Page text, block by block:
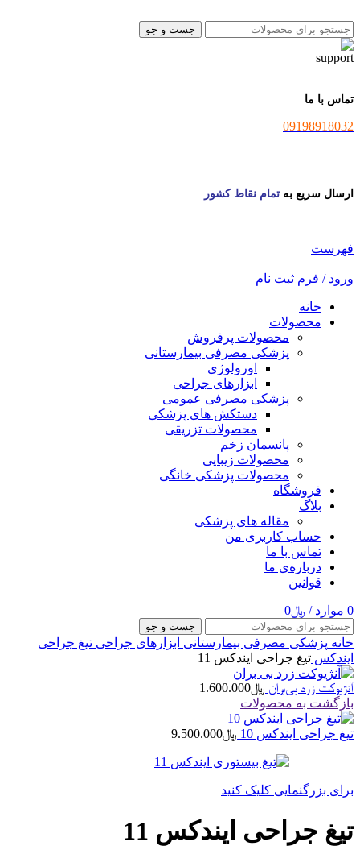
جست و جو
تماس با ما
09198918032
ارسال سریع به تمام نقاط کشور
فهرست
ورود / فرم ثبت نام
خانه
محصولات
محصولات پرفروش
پزشکی مصرفی بیمارستانی
اورولوژی
ابزارهای جراحی
پزشکی مصرفی عمومی
دستکش های پزشکی
محصولات تزریقی
پانسمان زخم
محصولات زیبایی
محصولات پزشکی خانگی
فروشگاه
بلاگ
مقاله های پزشکی
حساب کاربری من
تماس با ما
درباره‌ی ما
قوانین
0 موارد / ﷼0
جست و جو
خانه پزشکی مصرفی بیمارستانی ابزارهای جراحی تیغ جراحی
ایندکس تیغ جراحی ایندکس 11
آنژیوکت زرد بی‌بران ﷼1.600.000
بازگشت به محصولات
تیغ جراحی ایندکس 10 ﷼9.500.000
برای بزرگنمایی کلیک کنید
تیغ جراحی ایندکس 11